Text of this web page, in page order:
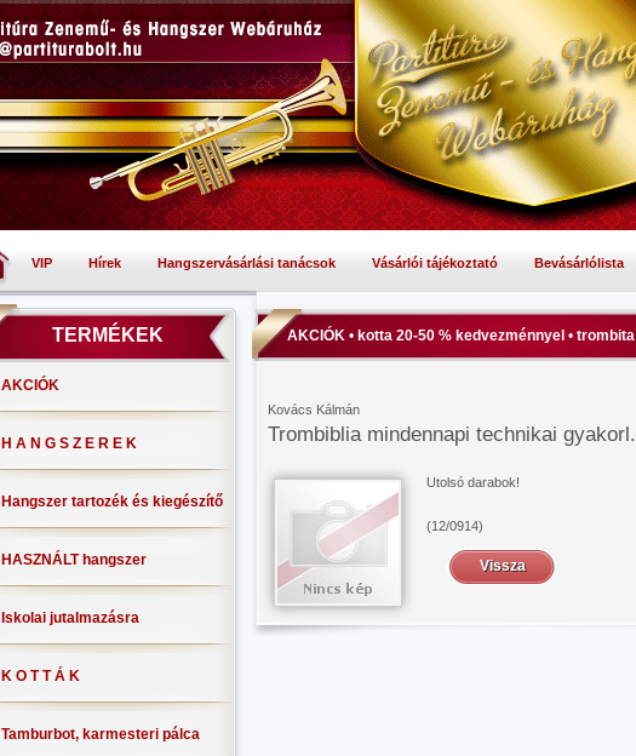
VIP Hírek Hangszervásárlási tanácsok Vásárlói tájékoztató Bevásárlólista
TERMÉKEK
AKCIÓK
H A N G S Z E R E K
Hangszer tartozék és kiegészítő
HASZNÁLT hangszer
Iskolai jutalmazásra
K O T T Á K
Tamburbot, karmesteri pálca
AKCIÓK • kotta 20-50 % kedvezménnyel • trombita
Kovács Kálmán
Trombiblia mindennapi technikai gyakorl.
Utolsó darabok!
(12/0914)
Vissza